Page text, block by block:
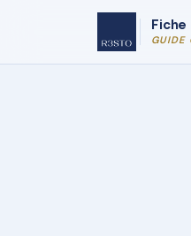
Fiche
GUIDE